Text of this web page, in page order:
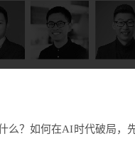
？如何在AI时代破局，